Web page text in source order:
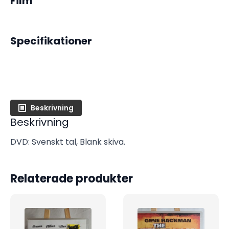
Specifikationer
Beskrivning
Beskrivning
DVD: Svenskt tal, Blank skiva.
Relaterade produkter